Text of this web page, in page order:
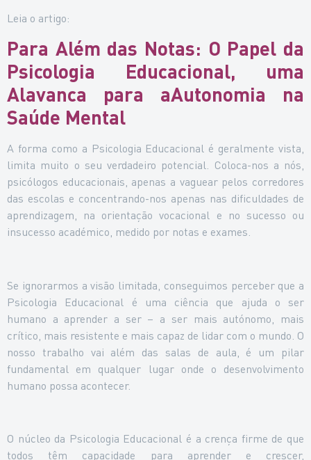
Leia o artigo:
Para Além das Notas: O Papel da
Psicologia Educacional, uma
Alavanca para aAutonomia na
Saúde Mental
A forma como a Psicologia Educacional é geralmente vista,
limita muito o seu verdadeiro potencial. Coloca-nos a nós,
psicólogos educacionais, apenas a vaguear pelos corredores
das escolas e concentrando-nos apenas nas dificuldades de
aprendizagem, na orientação vocacional e no sucesso ou
insucesso académico, medido por notas e exames.
Se ignorarmos a visão limitada, conseguimos perceber que a
Psicologia Educacional é uma ciência que ajuda o ser
humano a aprender a ser – a ser mais autónomo, mais
crítico, mais resistente e mais capaz de lidar com o mundo. O
nosso trabalho vai além das salas de aula, é um pilar
fundamental em qualquer lugar onde o desenvolvimento
humano possa acontecer.
O núcleo da Psicologia Educacional é a crença firme de que
todos têm capacidade para aprender e crescer,